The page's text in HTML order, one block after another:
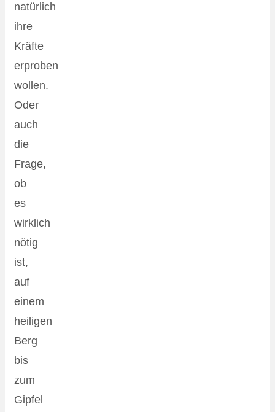
natürlich
ihre
Kräfte
erproben
wollen.
Oder
auch
die
Frage,
ob
es
wirklich
nötig
ist,
auf
einem
heiligen
Berg
bis
zum
Gipfel